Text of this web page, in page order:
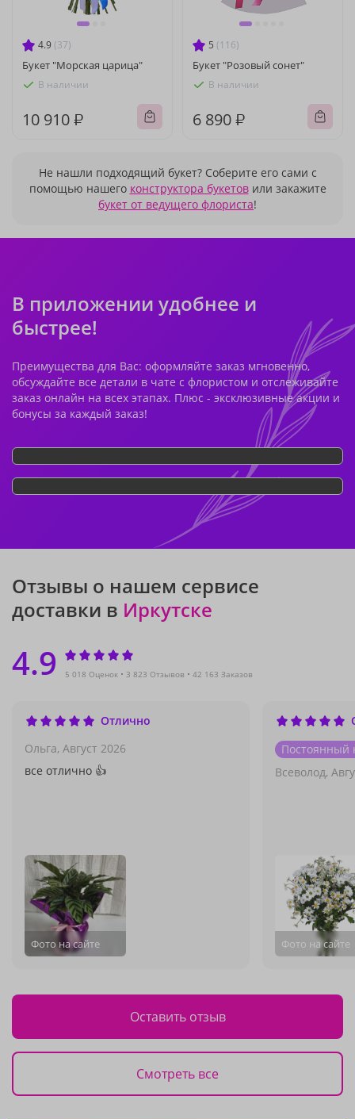
4.9 (37)
Букет "Морская царица"
В наличии
10 910 ₽
5 (116)
Букет "Розовый сонет"
В наличии
6 890 ₽
Не нашли подходящий букет? Соберите его сами с
помощью нашего конструктора букетовили закажите
букет от ведущего флориста!
В приложении удобнее и
быстрее!
Преимущества для Вас: оформляйте заказ мгновенно,
обсуждайте все детали в чате с флористом и отслеживайте
заказ онлайн на всех этапах. Плюс - эксклюзивные акции и
бонусы за каждый заказ!
Отзывы о нашем сервисе
доставки в Иркутске
4.9 5 018 Оценок 3 823 Отзывов 42 163 Заказов
Отлично
Ольга, Август 2026
все отлично 👍
Фото на сайте
Постоянный
Всеволод,
Фото на сайте
Оставить отзыв
Смотреть все